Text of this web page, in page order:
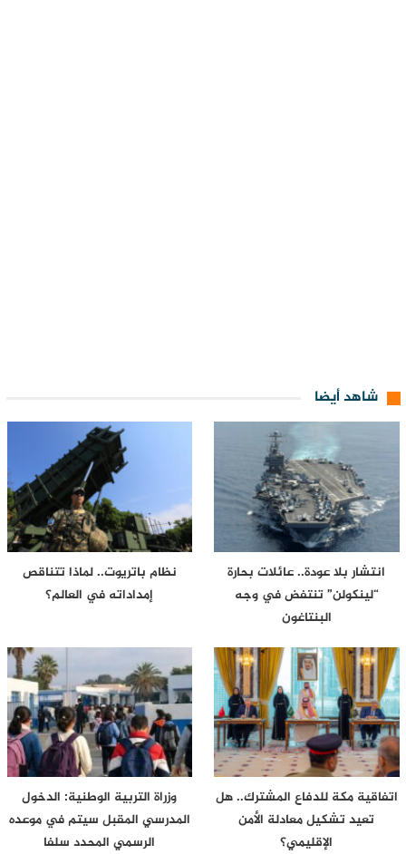
شاهد أيضا
انتشار بلا عودة.. عائلات بحارة
“لينكولن” تنتفض في وجه
البنتاغون
نظام باتريوت.. لماذا تتناقص
إمداداته في العالم؟
اتفاقية مكة للدفاع المشترك.. هل
تعيد تشكيل معادلة الأمن
الإقليمي؟
وزراة التربية الوطنية: الدخول
المدرسي المقبل سیتم في موعده
الرسمي المحدد سلفا